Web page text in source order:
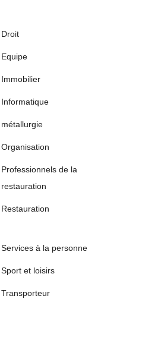
Droit
Equipe
Immobilier
Informatique
métallurgie
Organisation
Professionnels de la
restauration
Restauration
Services à la personne
Sport et loisirs
Transporteur